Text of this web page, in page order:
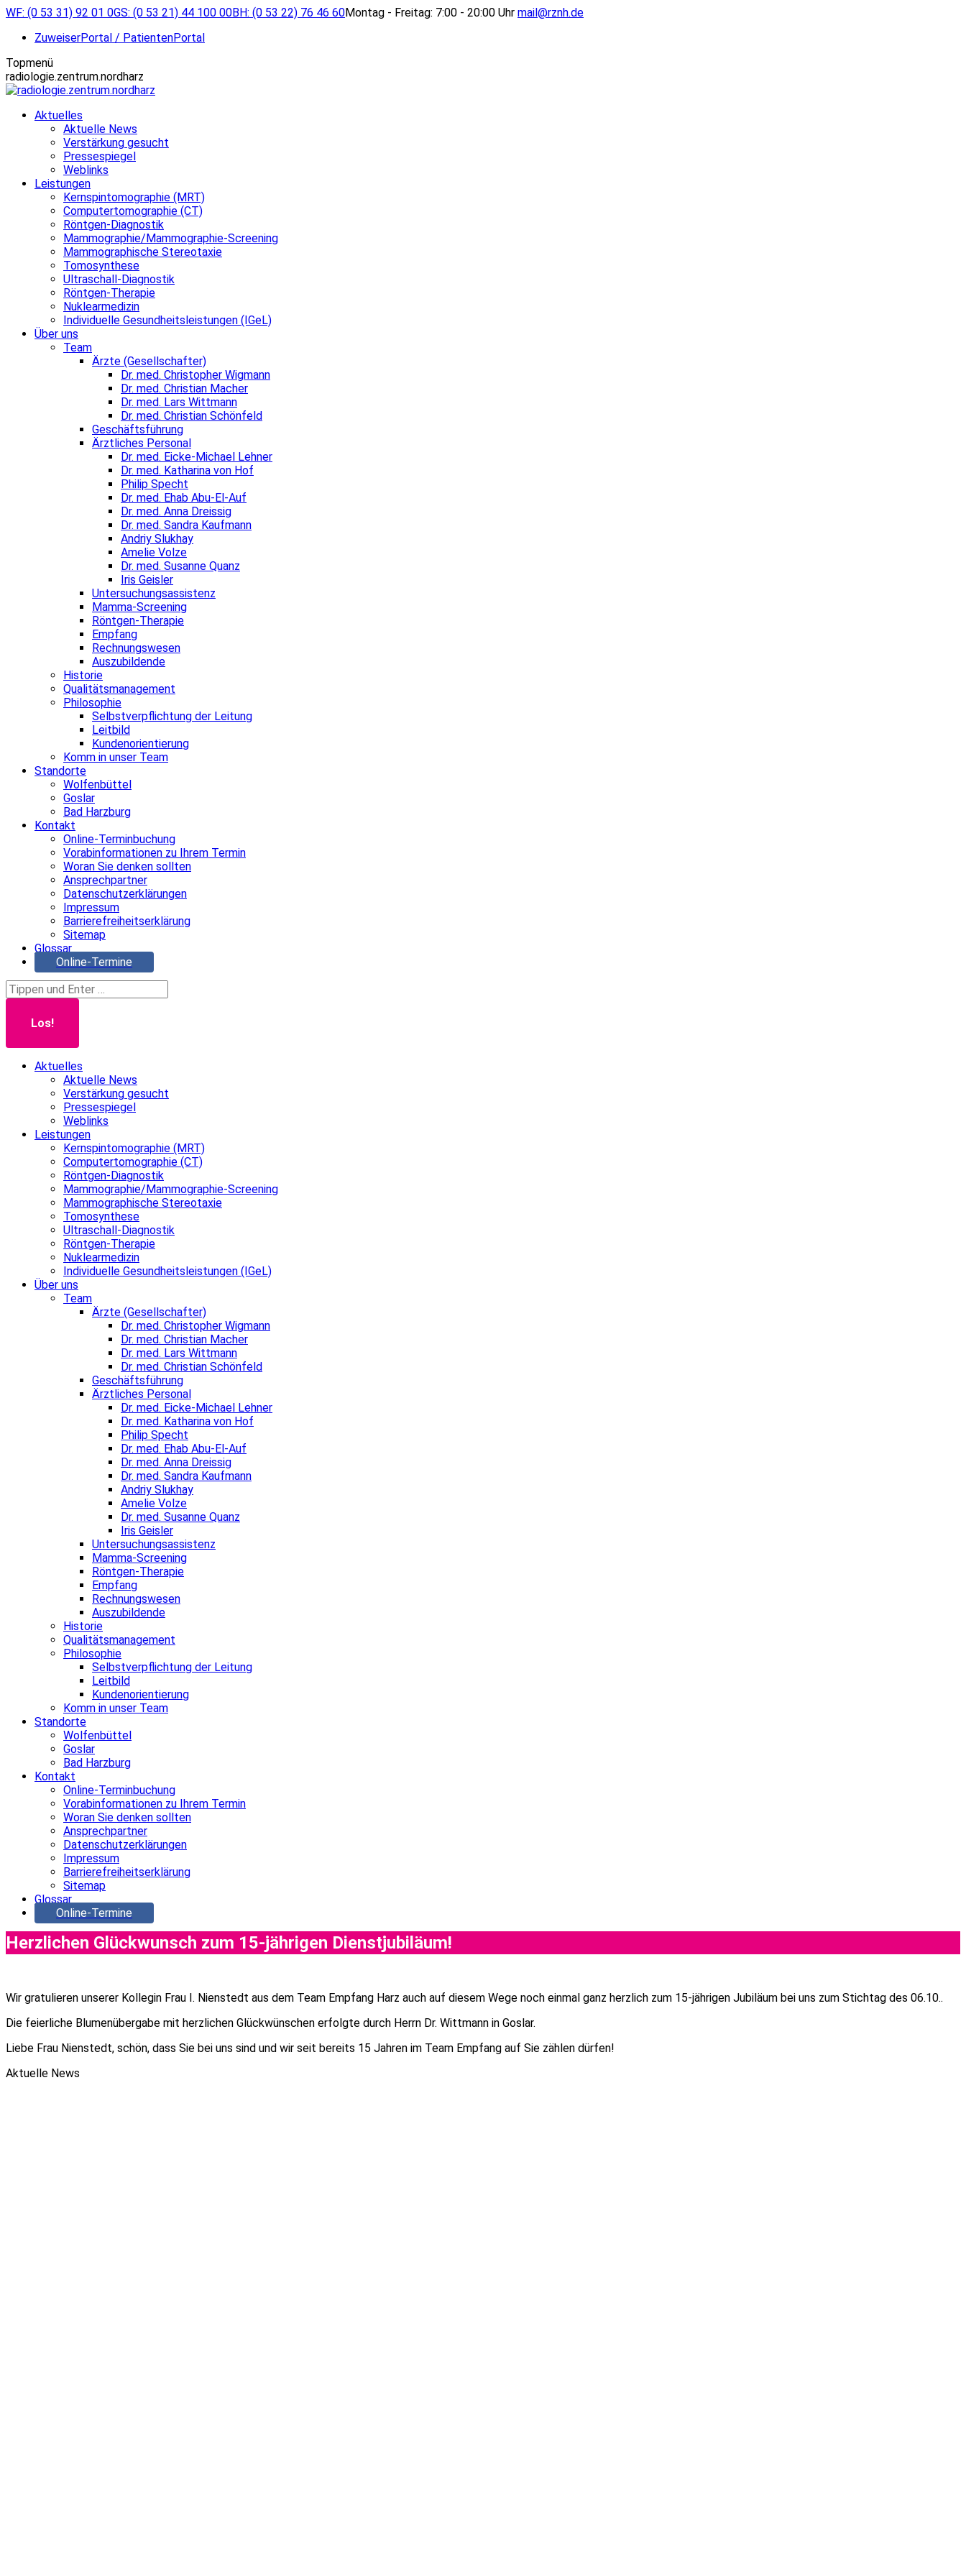
Zum
springen
WF: (0 53 31) 92 01 0GS: (0 53 21) 44 100 00BH: (0 53 22) 76 46 60Montag - Freitag: 7:00 - 20:00 Uhr mail@rznh.de
ZuweiserPortal / PatientenPortal
Topmenü
radiologie.zentrum.nordharz
Aktuelles
Aktuelle News
Verstärkung gesucht
Pressespiegel
Weblinks
Leistungen
Kernspintomographie (MRT)
Computertomographie (CT)
Röntgen-Diagnostik
Mammographie/Mammographie-Screening
Mammographische Stereotaxie
Tomosynthese
Ultraschall-Diagnostik
Röntgen-Therapie
Nuklearmedizin
Individuelle Gesundheitsleistungen (IGeL)
Über uns
Team
Ärzte (Gesellschafter)
Dr. med. Christopher Wigmann
Dr. med. Christian Macher
Dr. med. Lars Wittmann
Dr. med. Christian Schönfeld
Geschäftsführung
Ärztliches Personal
Dr. med. Eicke-Michael Lehner
Dr. med. Katharina von Hof
Philip Specht
Dr. med. Ehab Abu-El-Auf
Dr. med. Anna Dreissig
Dr. med. Sandra Kaufmann
Andriy Slukhay
Amelie Volze
Dr. med. Susanne Quanz
Iris Geisler
Untersuchungsassistenz
Mamma-Screening
Röntgen-Therapie
Empfang
Rechnungswesen
Auszubildende
Historie
Qualitätsmanagement
Philosophie
Selbstverpflichtung der Leitung
Leitbild
Kundenorientierung
Komm in unser Team
Standorte
Wolfenbüttel
Goslar
Bad Harzburg
Kontakt
Online-Terminbuchung
Vorabinformationen zu Ihrem Termin
Woran Sie denken sollten
Ansprechpartner
Datenschutzerklärungen
Impressum
Barrierefreiheitserklärung
Sitemap
Glossar
Online-Termine
Search:
Aktuelles
Aktuelle News
Verstärkung gesucht
Pressespiegel
Weblinks
Leistungen
Kernspintomographie (MRT)
Computertomographie (CT)
Röntgen-Diagnostik
Mammographie/Mammographie-Screening
Mammographische Stereotaxie
Tomosynthese
Ultraschall-Diagnostik
Röntgen-Therapie
Nuklearmedizin
Individuelle Gesundheitsleistungen (IGeL)
Über uns
Team
Ärzte (Gesellschafter)
Dr. med. Christopher Wigmann
Dr. med. Christian Macher
Dr. med. Lars Wittmann
Dr. med. Christian Schönfeld
Geschäftsführung
Ärztliches Personal
Dr. med. Eicke-Michael Lehner
Dr. med. Katharina von Hof
Philip Specht
Dr. med. Ehab Abu-El-Auf
Dr. med. Anna Dreissig
Dr. med. Sandra Kaufmann
Andriy Slukhay
Amelie Volze
Dr. med. Susanne Quanz
Iris Geisler
Untersuchungsassistenz
Mamma-Screening
Röntgen-Therapie
Empfang
Rechnungswesen
Auszubildende
Historie
Qualitätsmanagement
Philosophie
Selbstverpflichtung der Leitung
Leitbild
Kundenorientierung
Komm in unser Team
Standorte
Wolfenbüttel
Goslar
Bad Harzburg
Kontakt
Online-Terminbuchung
Vorabinformationen zu Ihrem Termin
Woran Sie denken sollten
Ansprechpartner
Datenschutzerklärungen
Impressum
Barrierefreiheitserklärung
Sitemap
Glossar
Online-Termine
Herzlichen Glückwunsch zum 15-jährigen Dienstjubiläum!
Wir gratulieren unserer Kollegin Frau I. Nienstedt aus dem Team Empfang Harz auch auf diesem Wege noch einmal ganz herzlich zum 15-jährigen Jubiläum bei uns zum Stichtag des 06.10..
Die feierliche Blumenübergabe mit herzlichen Glückwünschen erfolgte durch Herrn Dr. Wittmann in Goslar.
Liebe Frau Nienstedt, schön, dass Sie bei uns sind und wir seit bereits 15 Jahren im Team Empfang auf Sie zählen dürfen!
Aktuelle News